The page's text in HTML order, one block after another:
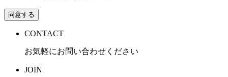
同意する
CONTACT
お気軽にお問い合わせください
JOIN